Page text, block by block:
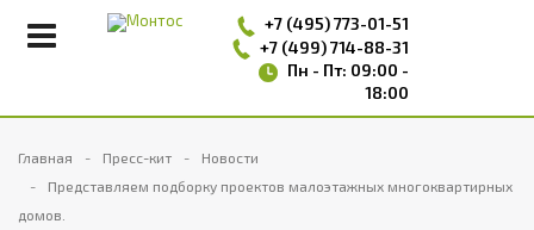
+7 (495)773-01-51
+7 (499) 714-88-31
Пн - Пт: 09:00 -
18:00
Главная Пресс-кит
Новости
Представляем подборку проектов малоэтажных многоквартирных
домов.